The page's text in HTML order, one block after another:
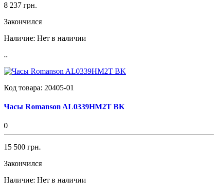
8 237 грн.
Закончился
Наличие: Нет в наличии
..
Код товара: 20405-01
Часы Romanson AL0339HM2T BK
0
15 500 грн.
Закончился
Наличие: Нет в наличии